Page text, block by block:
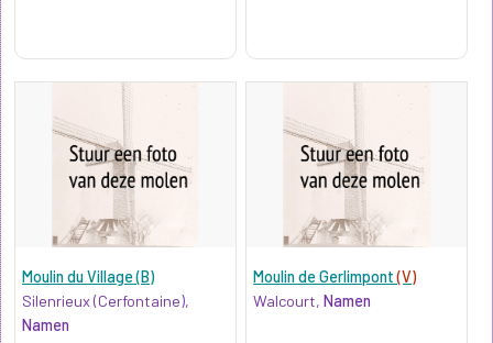
Moulin du Village (B)
Silenrieux (Cerfontaine),
Namen
Moulin de Gerlimpont(V)
Walcourt,Namen